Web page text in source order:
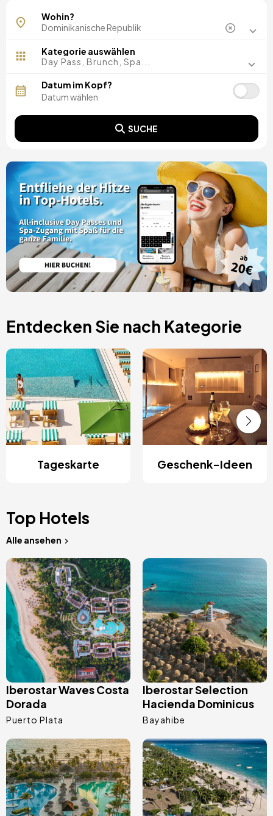
La Altagracia
Puerto Plata
Wohin?
Kategorie auswählen
Day Pass, Brunch, Spa...
Datum im Kopf?
SUCHE
Entdecken Sie nach Kategorie
Tageskarte Geschenk-Ideen
Top Hotels
Alle ansehen
Bild
Iberostar Waves Costa
Dorada
Puerto Plata
Bild
Iberostar Selection
Hacienda Dominicus
Bayahibe
Bild Bild